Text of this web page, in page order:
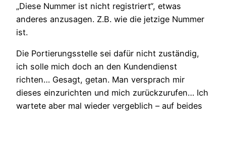
„Diese Nummer ist nicht registriert“, etwas
anderes anzusagen. Z.B. wie die jetzige Nummer
ist.
Die Portierungsstelle sei dafür nicht zuständig,
ich solle mich doch an den Kundendienst
richten… Gesagt, getan. Man versprach mir
dieses einzurichten und mich zurückzurufen… Ich
wartete aber mal wieder vergeblich – auf beides